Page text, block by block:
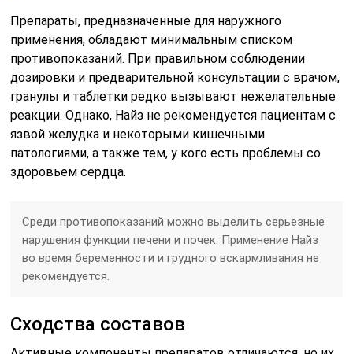
Препараты, предназначенные для наружного
применения, обладают минимальным списком
противопоказаний. При правильном соблюдении
дозировки и предварительной консультации с врачом,
гранулы и таблетки редко вызывают нежелательные
реакции. Однако, Найз не рекомендуется пациентам с
язвой желудка и некоторыми кишечными
патологиями, а также тем, у кого есть проблемы со
здоровьем сердца.
Среди противопоказаний можно выделить серьезные
нарушения функции печени и почек. Применение Найз
во время беременности и грудного вскармливания не
рекомендуется.
Сходства составов